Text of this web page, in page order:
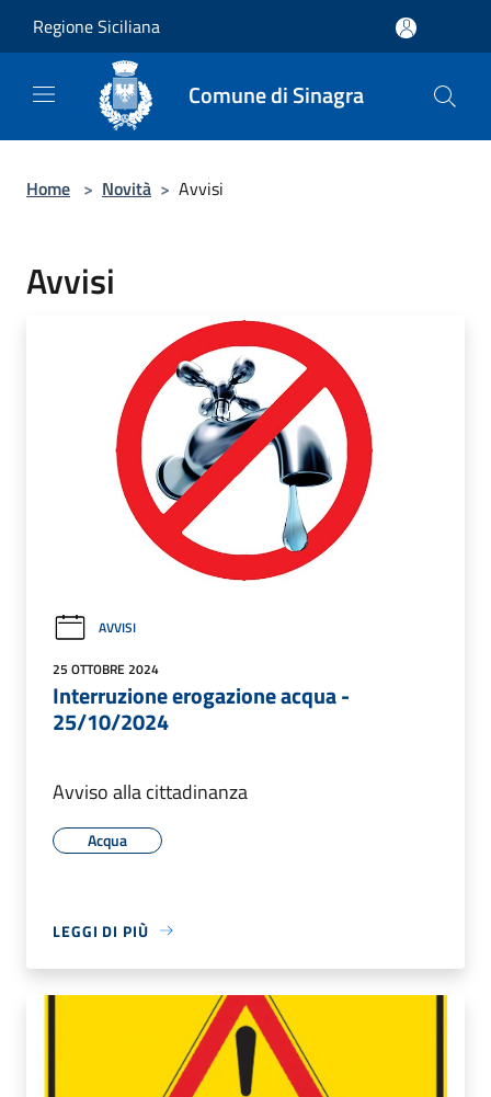
Regione Siciliana
Comune di Sinagra
Home > Novità > Avvisi
Avvisi
AVVISI
25 OTTOBRE 2024
Interruzione erogazione acqua -
25/10/2024
Avviso alla cittadinanza
Acqua
LEGGI DI PIÙ